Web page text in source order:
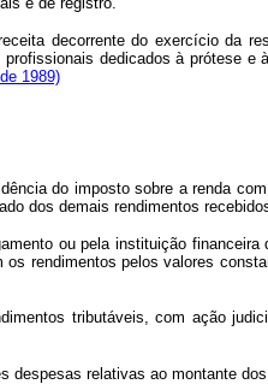
decorrente do exercício da
dedicados à prótese
1989)
do imposto sobre a renda
dos demais rendimentos
ou pela instituição
os rendimentos pelos valores
tributáveis, com ação
despesas relativas ao montante